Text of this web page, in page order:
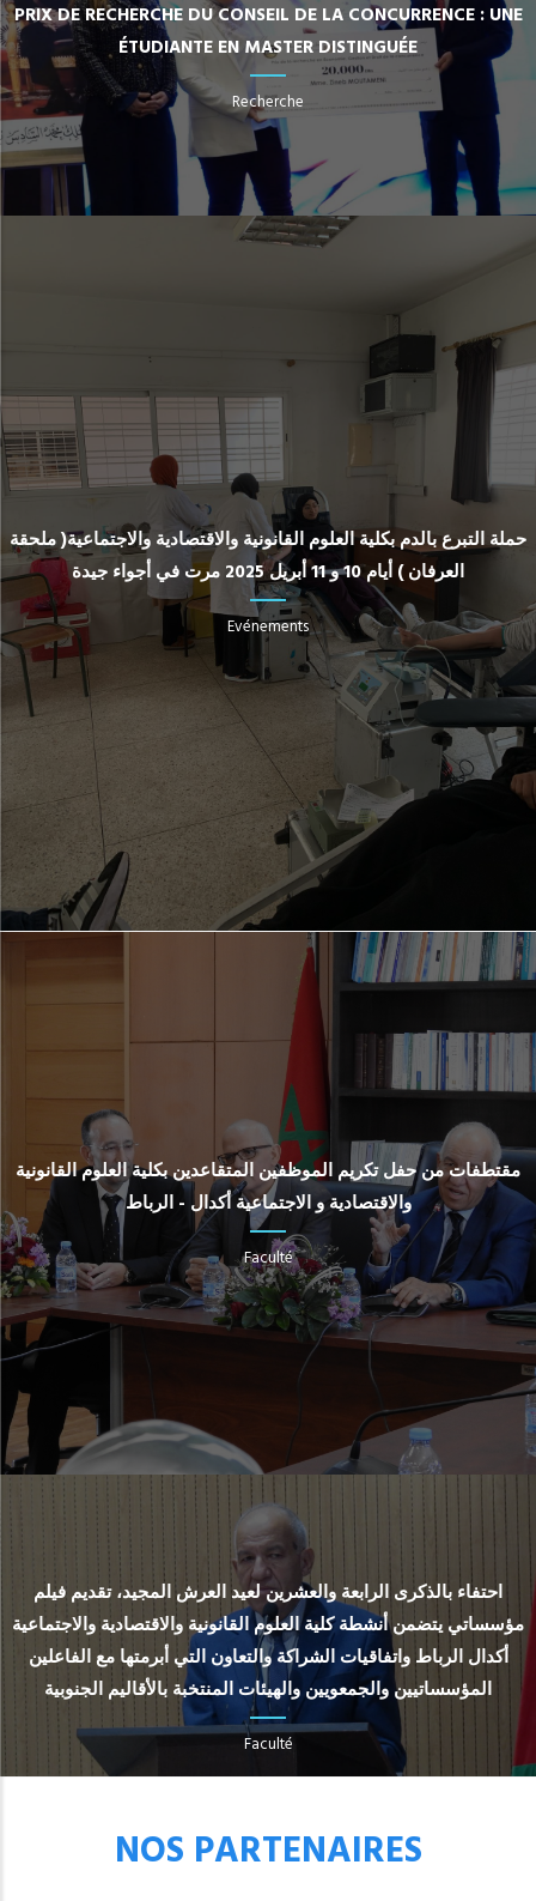
PRIX DE RECHERCHE DU CONSEIL DE LA CONCURRENCE : UNE
ÉTUDIANTE EN MASTER DISTINGUÉE
Recherche
حملة التبرع بالدم بكلية العلوم القانونية والاقتصادية والاجتماعية( ملحقة
العرفان ) أيام 10 و 11 أبريل 2025 مرت في أجواء جيدة
Evénements
مقتطفات من حفل تكريم الموظفين المتقاعدين بكلية العلوم القانونية
والاقتصادية و الاجتماعية أكدال - الرباط
Faculté
احتفاء بالذكرى الرابعة والعشرين لعيد العرش المجيد، تقديم فيلم
مؤسساتي يتضمن أنشطة كلية العلوم القانونية والاقتصادية والاجتماعية
أكدال الرباط واتفاقيات الشراكة والتعاون التي أبرمتها مع الفاعلين
المؤسساتيين والجمعويين والهيئات المنتخبة بالأقاليم الجنوبية
Faculté
NOS PARTENAIRES